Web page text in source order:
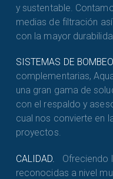
y sustentable.
medias de filtración
con la mayor
SISTEMAS DE
complementarias,
una gran gama de
con el respaldo y
cual nos convierte en
proyectos.
CALIDAD. Ofreciendo
reconocidas a nivel